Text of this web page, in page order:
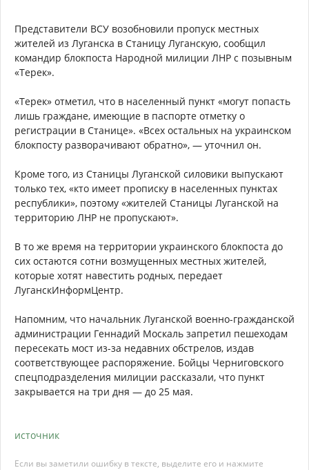
Представители ВСУ возобновили пропуск местных
жителей из Луганска в Станицу Луганскую, сообщил
командир блокпоста Народной милиции ЛНР с позывным
«Терек».
«Терек» отметил, что в населенный пункт «могут попасть
лишь граждане, имеющие в паспорте отметку о
регистрации в Станице». «Всех остальных на украинском
блокпосту разворачивают обратно», — уточнил он.
Кроме того, из Станицы Луганской силовики выпускают
только тех, «кто имеет прописку в населенных пунктах
республики», поэтому «жителей Станицы Луганской на
территорию ЛНР не пропускают».
В то же время на территории украинского блокпоста до
сих остаются сотни возмущенных местных жителей,
которые хотят навестить родных, передает
ЛуганскИнформЦентр.
Напомним, что начальник Луганской военно-гражданской
администрации Геннадий Москаль запретил пешеходам
пересекать мост из-за недавних обстрелов, издав
соответствующее распоряжение. Бойцы Черниговского
спецподразделения милиции рассказали, что пункт
закрывается на три дня — до 25 мая.
источник
Если вы заметили ошибку в тексте, выделите его и нажмите